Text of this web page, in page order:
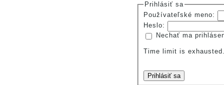
Prihlásiť sa
Používateľské meno:
Heslo:
Nechať ma
Time limit is
Prihlásiť sa